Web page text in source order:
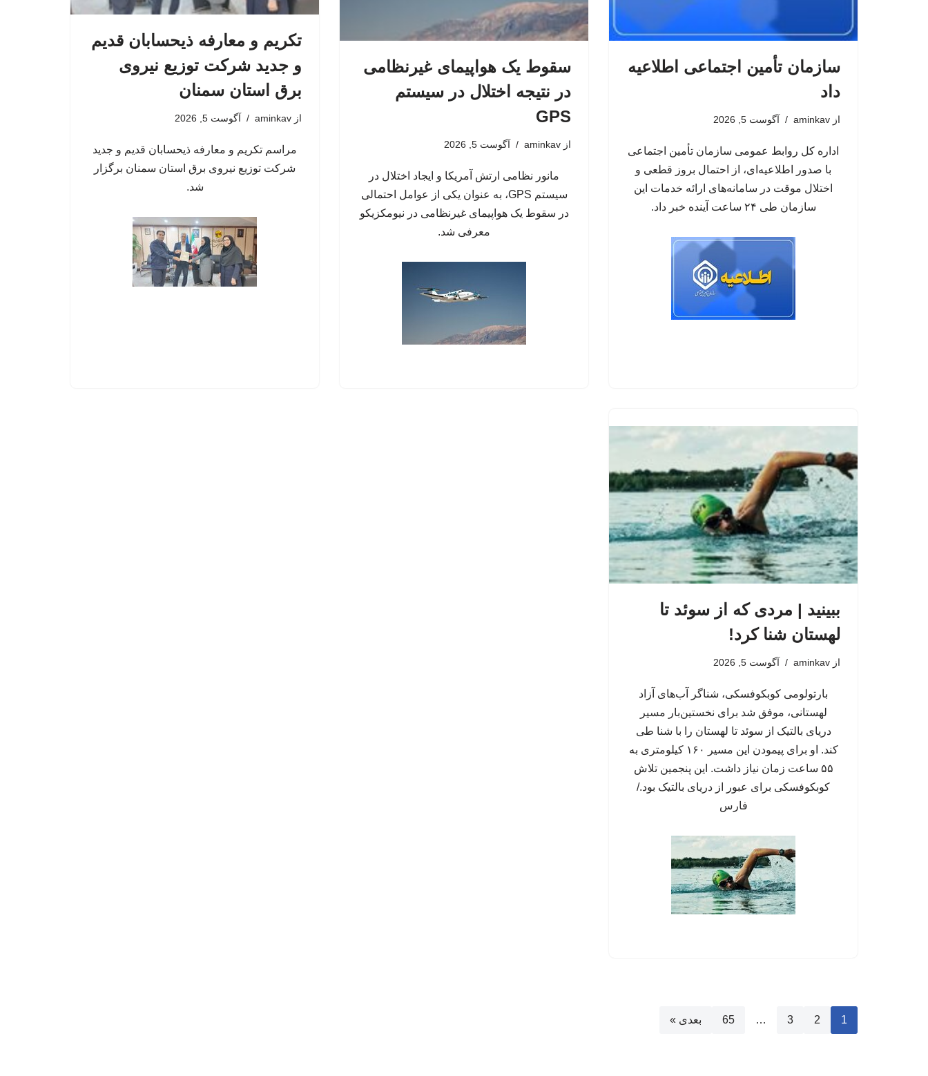
سازمان تأمین اجتماعی اطلاعیه
داد
از aminkav آگوست 5, 2026
اداره کل روابط عمومی سازمان تأمین اجتماعی
با صدور اطلاعیه‌ای، از احتمال بروز قطعی و
اختلال موقت در سامانه‌های ارائه خدمات این
سازمان طی ۲۴ ساعت آینده خبر داد.
سقوط یک هواپیمای غیرنظامی
در نتیجه اختلال در سیستم‌
GPS
از aminkav آگوست 5, 2026
مانور نظامی ارتش آمریکا و ایجاد اختلال در
سیستم‌ GPS، به عنوان یکی از عوامل احتمالی
در سقوط یک هواپیمای غیرنظامی در نیومکزیکو
معرفی شد.
تکریم و معارفه ذیحسابان قدیم
و جدید شرکت توزیع نیروی
برق استان سمنان
از aminkav آگوست 5, 2026
مراسم تکریم و معارفه ذیحسابان قدیم و جدید
شرکت توزیع نیروی برق استان سمنان برگزار
شد.
ببینید | مردی که از سوئد تا
لهستان شنا کرد!
از aminkav آگوست 5, 2026
بارتولومی کوبکوفسکی، شناگر آب‌های آزاد
لهستانی، موفق شد برای نخستین‌بار مسیر
دریای بالتیک از سوئد تا لهستان را با شنا طی
کند. او برای پیمودن این مسیر ۱۶۰ کیلومتری به
۵۵ ساعت زمان نیاز داشت. این پنجمین تلاش
کوبکوفسکی برای عبور از دریای بالتیک بود./
فارس
1
2
3
…
65 بعدی »